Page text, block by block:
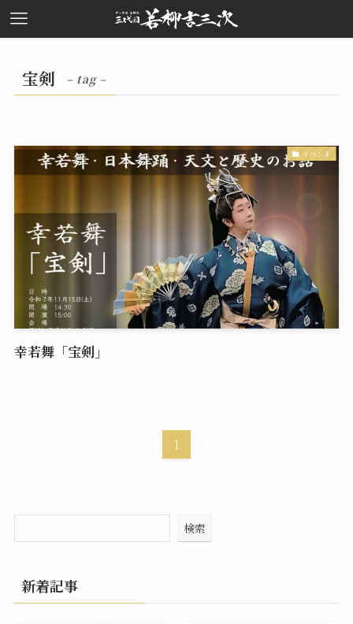
宝剣 – tag –
イベント
幸若舞「宝剣」
1
検索
新着記事